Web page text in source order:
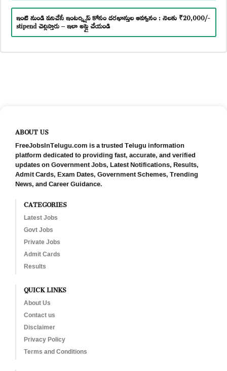
ఇంటి నుండి పనిచేసే ఇంటర్న్షిప్ కోసం దరఖాస్తుల ఆహ్వానం : నెలకు ₹20,000/-
stipend చెల్లిస్తారు – ఇలా అప్లై చేయండి
ABOUT US
FreeJobsInTelugu.com is a trusted Telugu information
platform dedicated to providing fast, accurate, and verified
updates on Government Jobs, Latest Notifications, Results,
Admit Cards, Exam Dates, Government Schemes, Trending
News, and Career Guidance.
CATEGORIES
Latest Jobs
Govt Jobs
Private Jobs
Admit Cards
Results
QUICK LINKS
About Us
Contact us
Disclaimer
Privacy Policy
Terms and Conditions